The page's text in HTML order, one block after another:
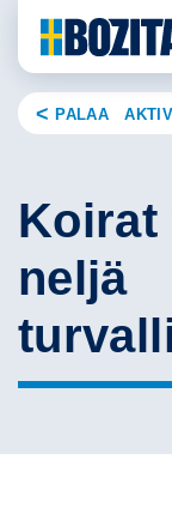
content
PALAA
Koirat
neljä